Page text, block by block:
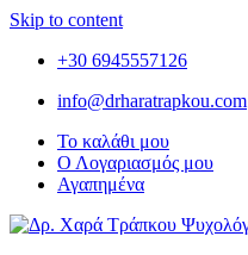
Skip to content
+30 6945557126
info@drharatrapkou.com
Το καλάθι μου
Ο Λογαριασμός μου
Αγαπημένα